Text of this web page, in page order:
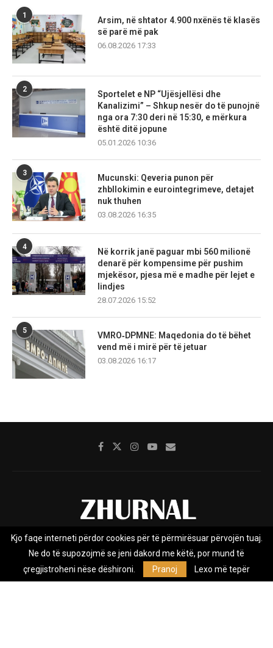
1
Arsim, në shtator 4.900 nxënës të klasës
së parë më pak
06.08.2026 17:33
2
Sportelet e NP “Ujësjellësi dhe
Kanalizimi” – Shkup nesër do të punojnë
nga ora 7:30 deri në 15:30, e mërkura
është ditë jopune
05.01.2026 10:36
3
Mucunski: Qeveria punon për
zhbllokimin e eurointegrimeve, detajet
nuk thuhen
03.08.2026 16:35
4
Në korrik janë paguar mbi 560 milionë
denarë për kompensime për pushim
mjekësor, pjesa më e madhe për lejet e
lindjes
28.07.2026 15:52
5
VMRO‑DPMNE: Maqedonia do të bëhet
vend më i mirë për të jetuar
03.08.2026 16:17
Rreth nesh Impresumi Marketing
Privacy Policy
Zhurnal.mk është Agjenci e Lajmeve e pavarur, e themeluar në vitin
Kjo faqe interneti përdor cookies për të përmirësuar përvojën tuaj.
Ne do të supozojmë se jeni dakord me këtë, por mund të
çregjistroheni nëse dëshironi.
Pranoj Lexo më tepër